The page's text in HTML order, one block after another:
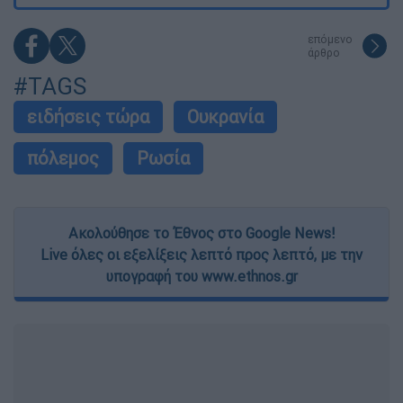
επόμενο
άρθρο
#TAGS
ειδήσεις τώρα
Ουκρανία
πόλεμος
Ρωσία
Ακολούθησε το Έθνος στο Google News!
Live όλες οι εξελίξεις λεπτό προς λεπτό, με την
υπογραφή του www.ethnos.gr